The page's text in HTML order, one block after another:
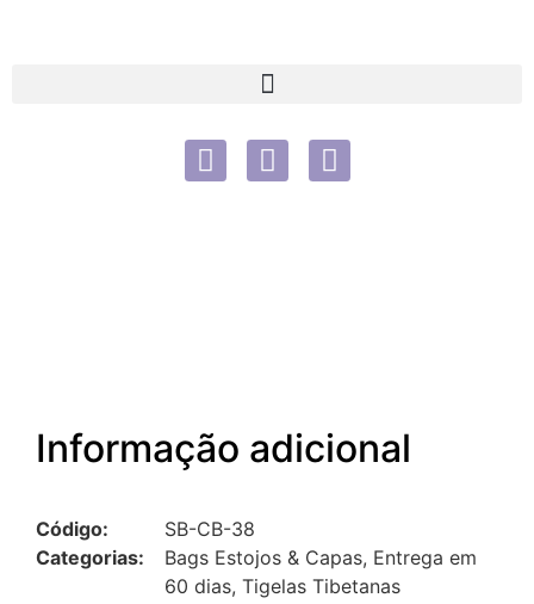
Informação adicional
Código:
SB-CB-38
Categorias:
Bags Estojos & Capas, Entrega em
60 dias, Tigelas Tibetanas